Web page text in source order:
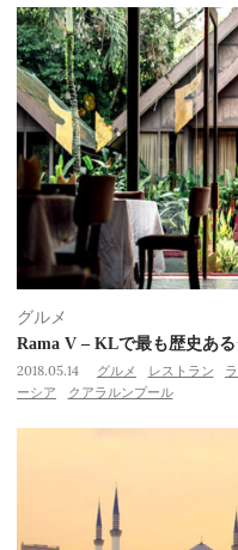
グルメ
Rama V – KLで最も歴史あ
2018.05.14 グルメ レストラン
ーシア
クアラルンプール